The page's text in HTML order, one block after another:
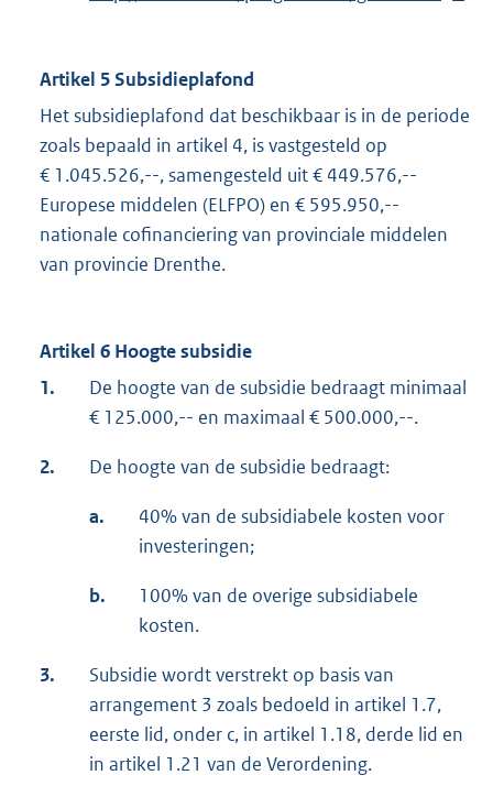
n
e
l
n
Artikel 5 Subsidieplafond
Het subsidieplafond dat beschikbaar is in de periode
zoals bepaald in artikel 4, is vastgesteld op
€ 1.045.526,--, samengesteld uit € 449.576,--
Europese middelen (ELFPO) en € 595.950,--
nationale cofinanciering van provinciale middelen
van provincie Drenthe.
Artikel 6 Hoogte subsidie
1.
De hoogte van de subsidie bedraagt minimaal
€ 125.000,-- en maximaal € 500.000,--.
2. De hoogte van de subsidie bedraagt:
a.
40% van de subsidiabele kosten voor
investeringen;
b.
100% van de overige subsidiabele
kosten.
3.
Subsidie wordt verstrekt op basis van
arrangement 3 zoals bedoeld in artikel 1.7,
eerste lid, onder c, in artikel 1.18, derde lid en
in artikel 1.21 van de Verordening.